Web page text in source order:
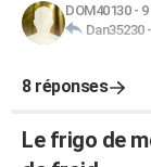
DOM40130-
Dan35230-
8 réponses
Le frigo de